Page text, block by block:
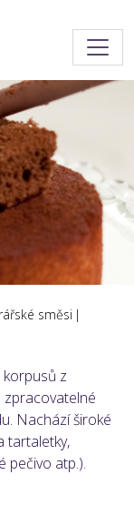
směsi
z
zpracovatelné
Nachází široké
tartaletky,
pečivo atp.).